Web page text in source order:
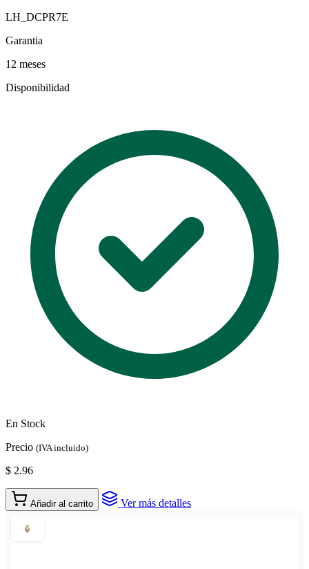
LH_DCPR7E
Garantia
12 meses
Disponibilidad
En Stock
Precio (IVA incluido)
$ 2.96
Añadir al carrito Ver más detalles